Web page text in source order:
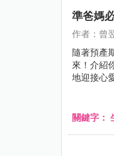
準爸媽
作者：曾
隨著預產
來！介紹
地迎接心
關鍵字：